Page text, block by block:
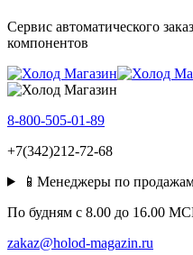
Сервис автоматического
компонентов
8-800-505-01-89
+7(342)212-72-68
📱Менеджеры по
По будням c 8.00 до 16.00
zakaz@holod-magazin.ru